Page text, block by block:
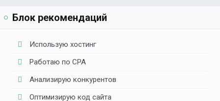
Блок рекомендаций
Использую хостинг
Работаю по CPA
Анализирую конкурентов
Оптимизирую код сайта